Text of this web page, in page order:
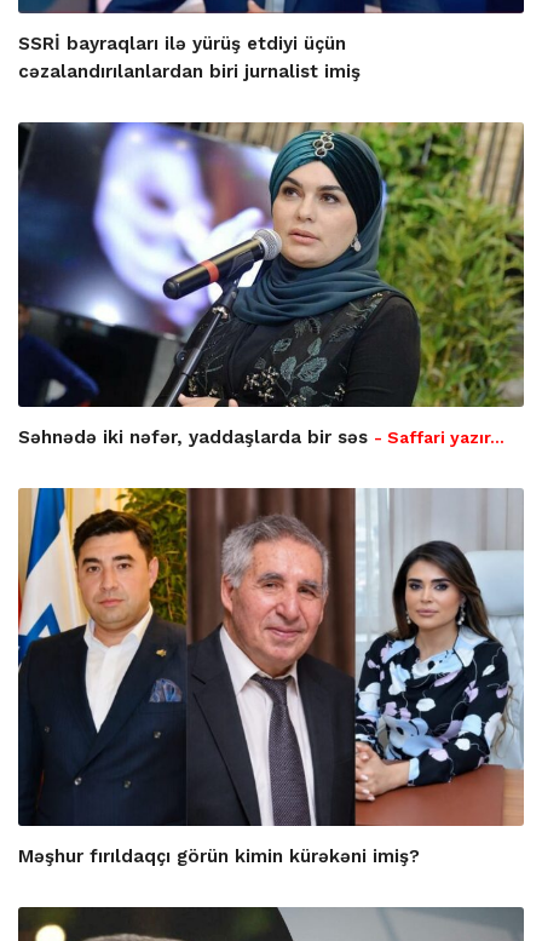
SSRİ bayraqları ilə yürüş etdiyi üçün
cəzalandırılanlardan biri jurnalist imiş
Səhnədə iki nəfər, yaddaşlarda bir səs - Saffari yazır…
Məşhur fırıldaqçı görün kimin kürəkəni imiş?